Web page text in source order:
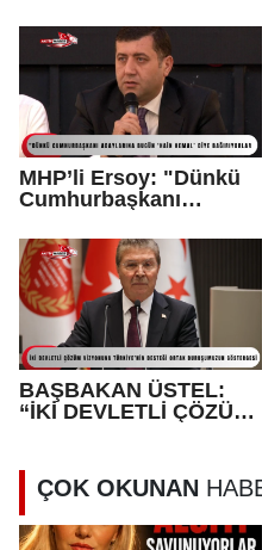
MHP’li Ersoy: "Dünkü
Cumhurbaşkanı
Kemal’ diye
bağırıyorlar"
BAŞBAKAN ÜSTEL:
“İKİ DEVLETLİ ÇÖZÜM
ORTAK
DURUŞUMUZUN
GÖSTERGESİ”
ÇOK OKUNAN